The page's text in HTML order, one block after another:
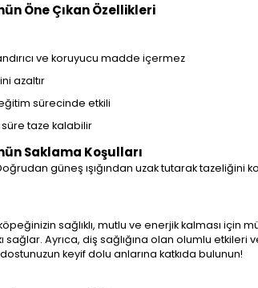
Öne Çıkan Özellikleri
ve koruyucu madde içermez
azaltır
sürecinde etkili
süre taze kalabilir
Saklama Koşulları
güneş ışığından uzak tutarak tazeliğini
sağlıklı, mutlu ve enerjik kalması için
Ayrıca, diş sağlığına olan olumlu
keyif dolu anlarına katkıda bulunun!